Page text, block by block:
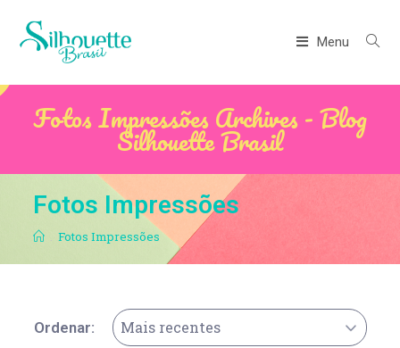
Menu
Fotos Impressões Archives - Blog
Silhouette Brasil
Fotos Impressões
. Fotos Impressões
Ordenar: Mais recentes